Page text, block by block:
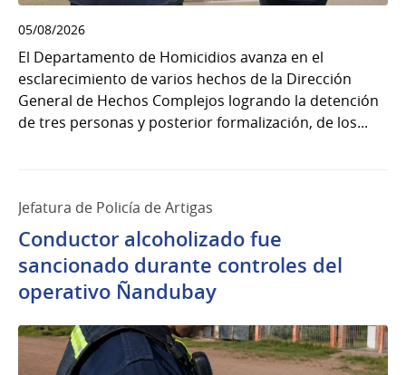
05/08/2026
El Departamento de Homicidios avanza en el
esclarecimiento de varios hechos de la Dirección
General de Hechos Complejos logrando la detención
de tres personas y posterior formalización, de los...
Jefatura de Policía de Artigas
Conductor alcoholizado fue
sancionado durante controles del
operativo Ñandubay